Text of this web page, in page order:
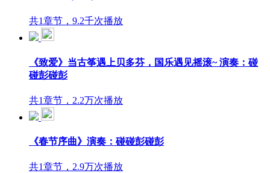
共1章节，9.2千次播放
《致爱》当古筝遇上贝多芬，国乐遇见摇滚~ 演奏：碰
碰彭碰彭
共1章节，2.2万次播放
《春节序曲》演奏：碰碰彭碰彭
共1章节，2.9万次播放